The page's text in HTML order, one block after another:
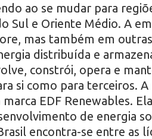
ao se mudar para
Sul e Oriente Médio. A
mas também em
distribuída e
constrói, opera e
si como para terceiros. A
EDF Renewables.
de energia
encontra-se entre as